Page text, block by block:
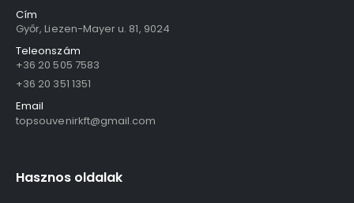
Cím
Győr, Liezen-Mayer u. 81, 9024
Teleonszám
+36 20 505 7583
+36 20 351 1351
Email
topsouvenirkft@gmail.com
Hasznos oldalak